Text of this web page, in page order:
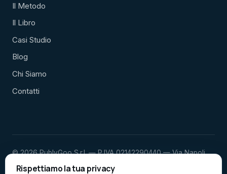
Il Metodo
Il Libro
Casi Studio
Blog
Chi Siamo
Contatti
© 2026 PublyGoo S.r.l. — P.IVA 02142290440 — Via Napoli
23, Porto Sant'Elpidio (FM)
Rispettiamo la tua privacy